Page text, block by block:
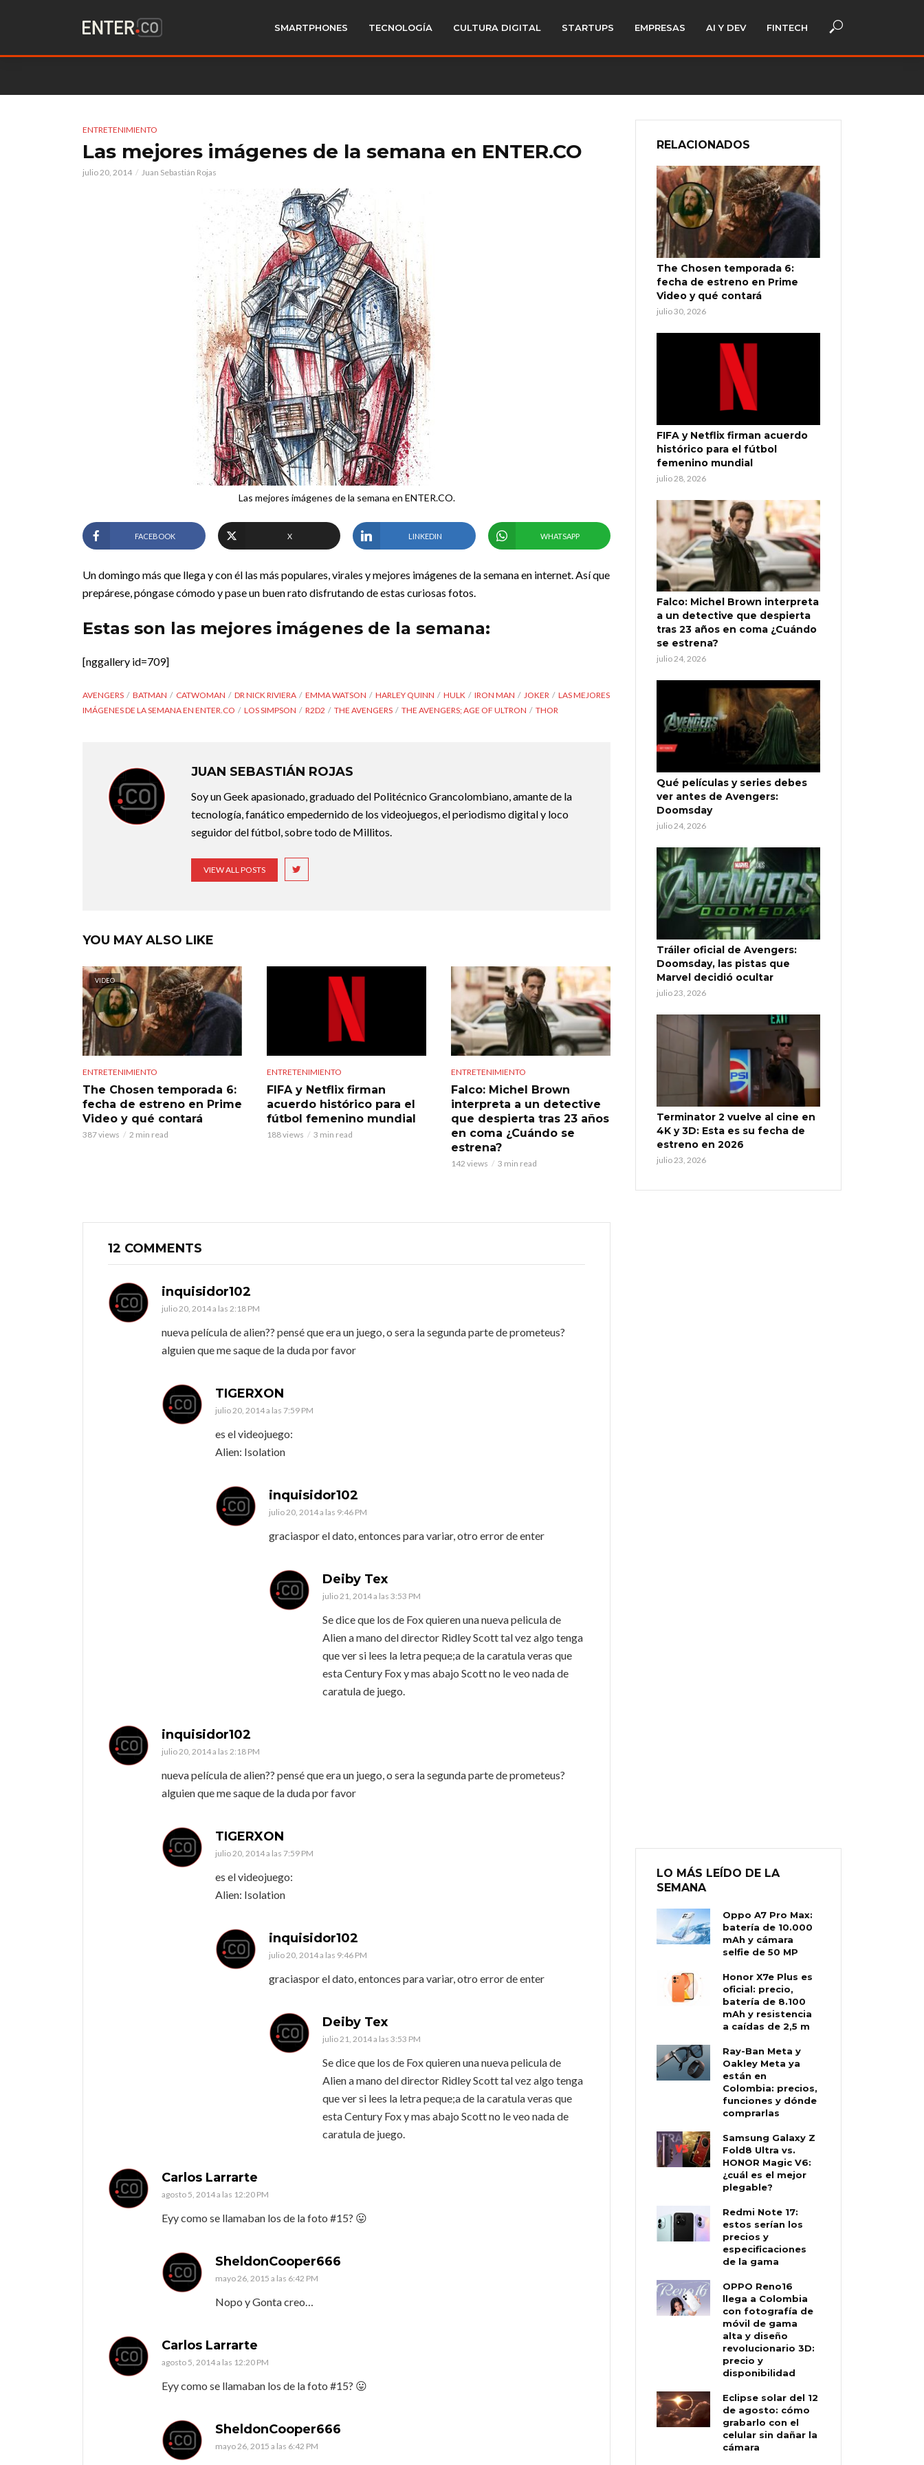
SMARTPHONES TECNOLOGÍA CULTURA DIGITAL STARTUPS EMPRESAS AI Y DEV FINTECH
ENTRETENIMIENTO
Las mejores imágenes de la semana en ENTER.CO
julio 20, 2014 Juan Sebastián Rojas
Las mejores imágenes de la semana en ENTER.CO.
FACEBOOK X LINKEDIN WHATSAPP
Un domingo más que llega y con él las más populares, virales y mejores imágenes de la semana en internet. Así que
prepárese, póngase cómodo y pase un buen rato disfrutando de estas curiosas fotos.
Estas son las mejores imágenes de la semana:
[nggallery id=709]
AVENGERS BATMAN CATWOMAN DR NICK RIVIERA EMMA WATSON HARLEY QUINN HULK IRON MAN JOKER
LAS MEJORES
IMÁGENES DE LA SEMANA EN ENTER.CO
LOS SIMPSON R2D2 THE AVENGERS THE AVENGERS; AGE OF ULTRON THOR
JUAN SEBASTIÁN ROJAS
Soy un Geek apasionado, graduado del Politécnico Grancolombiano, amante de la
tecnología, fanático empedernido de los videojuegos, el periodismo digital y loco
seguidor del fútbol, sobre todo de Millitos.
VIEW ALL POSTS
YOU MAY ALSO LIKE
VIDEO
ENTRETENIMIENTO
The Chosen temporada 6:
fecha de estreno en Prime
Video y qué contará
387 views 2 min read
ENTRETENIMIENTO
FIFA y Netflix firman
acuerdo histórico para el
fútbol femenino mundial
188 views 3 min read
ENTRETENIMIENTO
Falco: Michel Brown
interpreta a un detective
que despierta tras 23 años
en coma ¿Cuándo se
estrena?
142 views 3 min read
12 COMMENTS
inquisidor102
julio 20, 2014 a las 2:18 PM
nueva película de alien?? pensé que era un juego, o sera la segunda parte de prometeus?
alguien que me saque de la duda por favor
TIGERXON
julio 20, 2014 a las 7:59 PM
es el videojuego:
Alien: Isolation
inquisidor102
julio 20, 2014 a las 9:46 PM
graciaspor el dato, entonces para variar, otro error de enter
Deiby Tex
julio 21, 2014 a las 3:53 PM
Se dice que los de Fox quieren una nueva pelicula de
Alien a mano del director Ridley Scott tal vez algo tenga
que ver si lees la letra peque;a de la caratula veras que
esta Century Fox y mas abajo Scott no le veo nada de
caratula de juego.
inquisidor102
julio 20, 2014 a las 2:18 PM
nueva película de alien?? pensé que era un juego, o sera la segunda parte de prometeus?
alguien que me saque de la duda por favor
TIGERXON
julio 20, 2014 a las 7:59 PM
es el videojuego:
Alien: Isolation
inquisidor102
julio 20, 2014 a las 9:46 PM
graciaspor el dato, entonces para variar, otro error de enter
Deiby Tex
julio 21, 2014 a las 3:53 PM
Se dice que los de Fox quieren una nueva pelicula de
Alien a mano del director Ridley Scott tal vez algo tenga
que ver si lees la letra peque;a de la caratula veras que
esta Century Fox y mas abajo Scott no le veo nada de
caratula de juego.
Carlos Larrarte
agosto 5, 2014 a las 12:20 PM
Eyy como se llamaban los de la foto #15? 😛
SheldonCooper666
mayo 26, 2015 a las 6:42 PM
Nopo y Gonta creo…
Carlos Larrarte
agosto 5, 2014 a las 12:20 PM
Eyy como se llamaban los de la foto #15? 😛
SheldonCooper666
mayo 26, 2015 a las 6:42 PM
RELACIONADOS
The Chosen temporada 6:
fecha de estreno en Prime
Video y qué contará
julio 30, 2026
FIFA y Netflix firman acuerdo
histórico para el fútbol
femenino mundial
julio 28, 2026
Falco: Michel Brown interpreta
a un detective que despierta
tras 23 años en coma ¿Cuándo
se estrena?
julio 24, 2026
Qué películas y series debes
ver antes de Avengers:
Doomsday
julio 24, 2026
Tráiler oficial de Avengers:
Doomsday, las pistas que
Marvel decidió ocultar
julio 23, 2026
Terminator 2 vuelve al cine en
4K y 3D: Esta es su fecha de
estreno en 2026
julio 23, 2026
LO MÁS LEÍDO DE LA
SEMANA
Oppo A7 Pro Max:
batería de 10.000
mAh y cámara
selfie de 50 MP
Honor X7e Plus es
oficial: precio,
batería de 8.100
mAh y resistencia
a caídas de 2,5 m
Ray-Ban Meta y
Oakley Meta ya
están en
Colombia: precios,
funciones y dónde
comprarlas
Samsung Galaxy Z
Fold8 Ultra vs.
HONOR Magic V6:
¿cuál es el mejor
plegable?
Redmi Note 17:
estos serían los
precios y
especificaciones
de la gama
OPPO Reno16
llega a Colombia
con fotografía de
móvil de gama
alta y diseño
revolucionario 3D:
precio y
disponibilidad
Eclipse solar del 12
de agosto: cómo
grabarlo con el
celular sin dañar la
cámara